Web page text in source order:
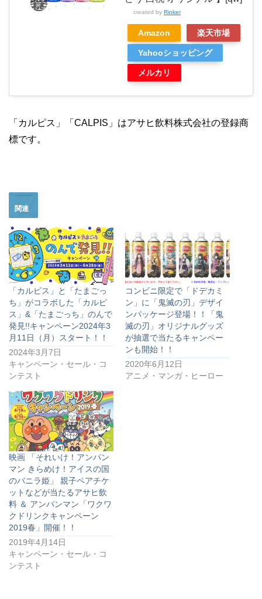
created by Rinker
Amazon 楽天市場
Yahooショッピング
メルカリ
「カルピス」「CALPIS」はアサヒ飲料株式会社の登録商
標です。
関連
「カルピス」と「たまごっ
ち」がコラボした「カルピ
ス」&「たまごっち」のんで
発見!!キャンペーン2024年3
月11日（月）スタート！！
2024年3月7日
キャンペーン・セール・コ
ンテスト
コンビニ限定で「ドデカミ
ン」に「鬼滅の刃」デザイ
ンパッケージ登場！！「鬼
滅の刃」オリジナルグッズ
が抽選で当たるキャンペー
ンも開始！！
2020年6月12日
アニメ・マンガ・ヒーロー
映画 「それいけ！アンパン
マン きらめけ！アイスの国
のバニラ姫」 親子ペアチケ
ットなどが当たるアサヒ飲
料 ＆ アンパンマン「ワクワ
クドリンクキャンペーン
2019春」開催！！
2019年4月14日
キャンペーン・セール・コ
ンテスト